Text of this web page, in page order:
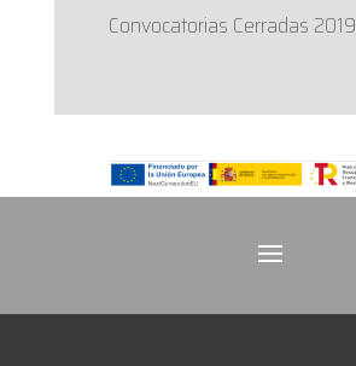
Convocatorias Cerradas 2019